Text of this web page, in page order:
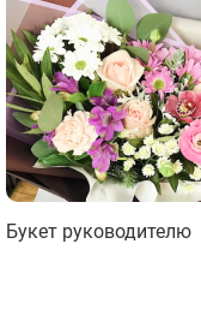
Букет руководителю